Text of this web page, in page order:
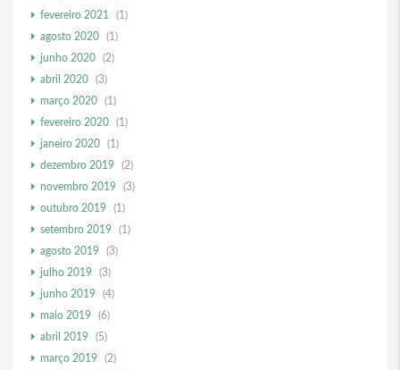
fevereiro 2021
(1)
agosto 2020
(1)
junho 2020
(2)
abril 2020
(3)
março 2020
(1)
fevereiro 2020
(1)
janeiro 2020
(1)
dezembro 2019
(2)
novembro 2019
(3)
outubro 2019
(1)
setembro 2019
(1)
agosto 2019
(3)
julho 2019
(3)
junho 2019
(4)
maio 2019
(6)
abril 2019
(5)
março 2019
(2)